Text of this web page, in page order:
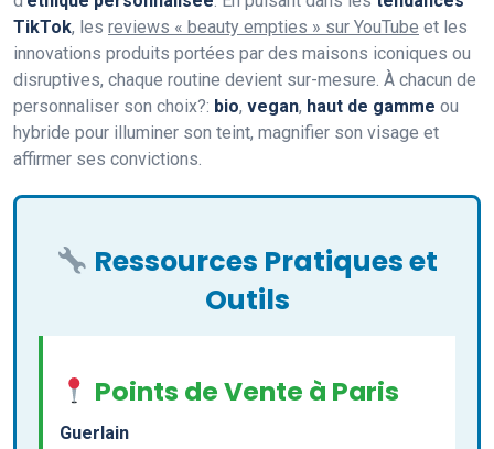
TikTok, les reviews « beauty empties » sur YouTube et les
innovations produits portées par des maisons iconiques ou
disruptives, chaque routine devient sur-mesure. À chacun de
personnaliser son choix?: bio, vegan, haut de gamme ou
hybride pour illuminer son teint, magnifier son visage et
affirmer ses convictions.
Ressources Pratiques et
Outils
Points de Vente à Paris
Guerlain